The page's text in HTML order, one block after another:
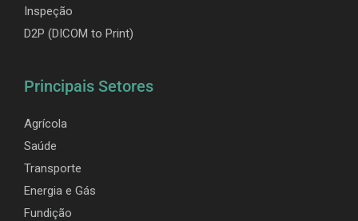
Inspeção
D2P (DICOM to Print)
Principais Setores
Agrícola
Saúde
Transporte
Energia e Gás
Fundição